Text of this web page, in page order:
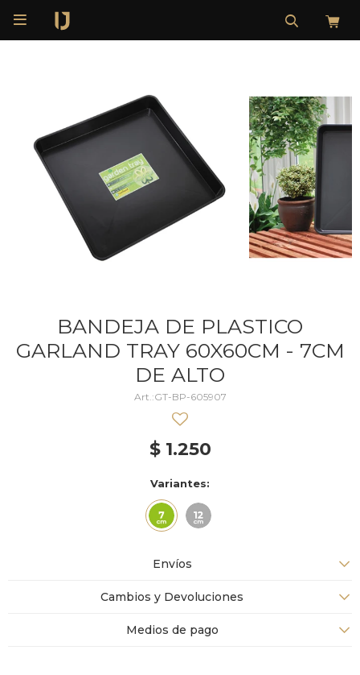

BANDEJA DE PLASTICO
GARLAND TRAY 60X60CM - 7CM
DE ALTO
GT-BP-605907
$ 1.250
Variantes:
Envíos
Cambios y Devoluciones
Medios de pago